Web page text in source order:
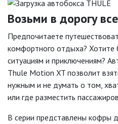
Возьми в дорогу все
Предпочитаете
комфортного отдыха?
ситуациям и приключениям?
Thule Motion XT позволит
нужным и не думать о том,
или где разместить
В серии представлены кофры